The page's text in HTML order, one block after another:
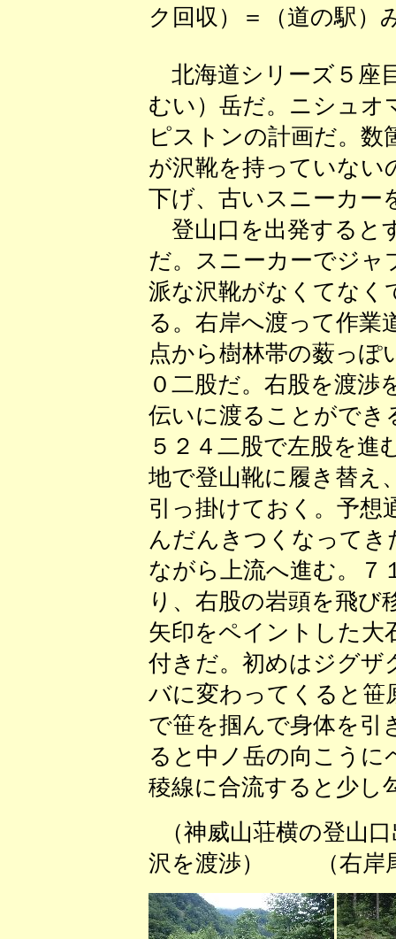
ク回収）＝（道の駅）
北海道シリーズ５座
むい）岳だ。ニシュオ
ピストンの計画だ。数
が沢靴を持っていない
下げ、古いスニーカー
登山口を出発すると
だ。スニーカーでジャ
派な沢靴がなくてなく
る。右岸へ渡って作業
点から樹林帯の薮っぽ
０二股だ。右股を渡渉
伝いに渡ることができ
５２４二股で左股を進
地で登山靴に履き替え
引っ掛けておく。予想
んだんきつくなって
ながら上流へ進む。７
り、右股の岩頭を飛び
矢印をペイントした大
付きだ。初めはジグザ
バに変わってくると笹
で笹を掴んで身体を引
ると中ノ岳の向こうに
稜線に合流すると少し
（神威山荘横の登
沢を渡渉） （右岸